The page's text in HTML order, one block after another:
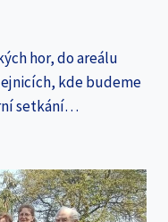
hor, do areálu
kde budeme
setkání…